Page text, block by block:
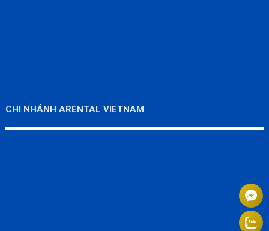
CHI NHÁNH ARENTAL VIETNAM